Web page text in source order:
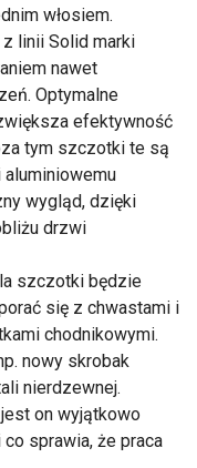
włosiem.
linii Solid marki
nawet
Optymalne
efektywność
tym szczotki te są
wygląd, dzięki
drzwi
szczotki będzie
się z chwastami i
chodnikowymi.
nowy skrobak
nierdzewnej.
on wyjątkowo
sprawia, że praca